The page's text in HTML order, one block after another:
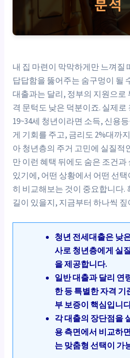
내 집 마련이 막막하게만 느껴질
답답함을 뚫어주는 숨구멍이 될
대출과는 달리, 정부의 지원으로
격 문턱도 낮은 덕분이죠. 실제
19~34세 청년이라면 소득, 신용
게 기회를 주고, 금리도 2%대까
아 청년층의 주거 고민에 실질적
만 이런 혜택 뒤에도 숨은 조건
있기에, 어떤 상황에서 어떤 선
히 비교해보는 것이 중요합니다.
길이 있을지, 지금부터 하나씩
청년 전세대출은 낮
사로 청년층에게 실
을 제공합니다.
일반 대출과 달리 연
한 등 특별한 자격 기
부 보증이 핵심입니
각 대출의 장단점을
용 측면에서 비교하
는 맞춤형 선택이 가